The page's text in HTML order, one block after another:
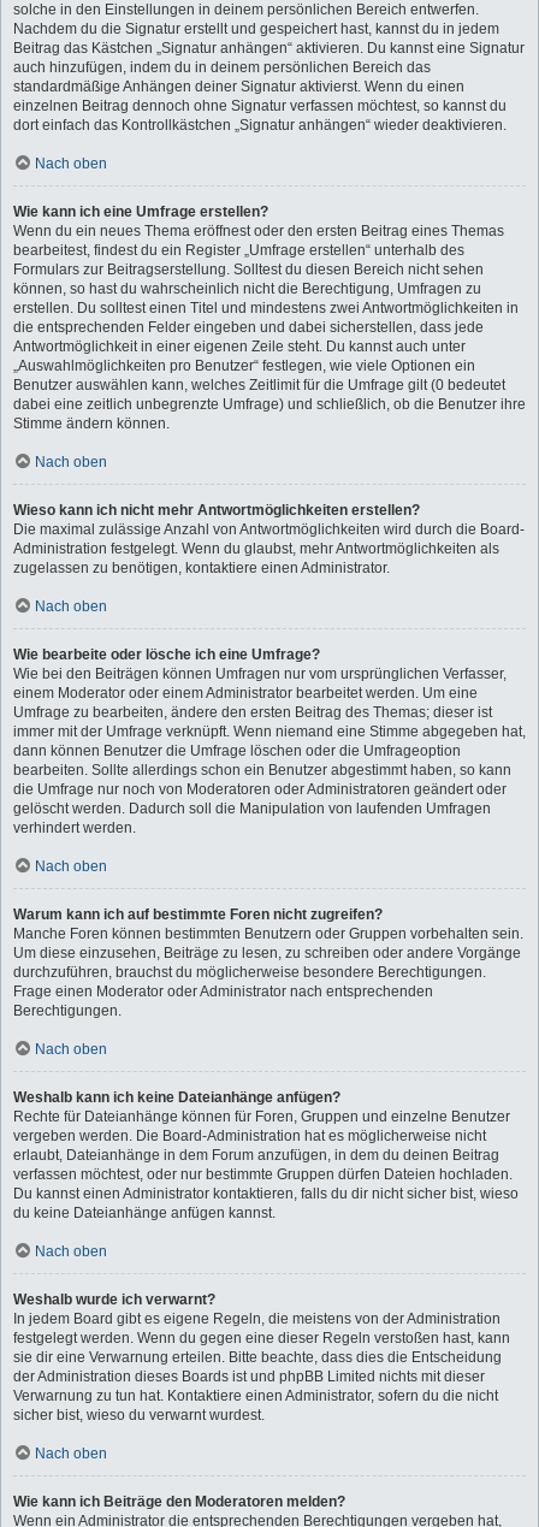
solche in den Einstellungen in deinem persönlichen Bereich entwerfen.
Nachdem du die Signatur erstellt und gespeichert hast, kannst du in jedem
Beitrag das Kästchen „Signatur anhängen“ aktivieren. Du kannst eine Signatur
auch hinzufügen, indem du in deinem persönlichen Bereich das
standardmäßige Anhängen deiner Signatur aktivierst. Wenn du einen
einzelnen Beitrag dennoch ohne Signatur verfassen möchtest, so kannst du
dort einfach das Kontrollkästchen „Signatur anhängen“ wieder deaktivieren.
Nach oben
Wie kann ich eine Umfrage erstellen?
Wenn du ein neues Thema eröffnest oder den ersten Beitrag eines Themas
bearbeitest, findest du ein Register „Umfrage erstellen“ unterhalb des
Formulars zur Beitragserstellung. Solltest du diesen Bereich nicht sehen
können, so hast du wahrscheinlich nicht die Berechtigung, Umfragen zu
erstellen. Du solltest einen Titel und mindestens zwei Antwortmöglichkeiten in
die entsprechenden Felder eingeben und dabei sicherstellen, dass jede
Antwortmöglichkeit in einer eigenen Zeile steht. Du kannst auch unter
„Auswahlmöglichkeiten pro Benutzer“ festlegen, wie viele Optionen ein
Benutzer auswählen kann, welches Zeitlimit für die Umfrage gilt (0 bedeutet
dabei eine zeitlich unbegrenzte Umfrage) und schließlich, ob die Benutzer ihre
Stimme ändern können.
Nach oben
Wieso kann ich nicht mehr Antwortmöglichkeiten erstellen?
Die maximal zulässige Anzahl von Antwortmöglichkeiten wird durch die Board-
Administration festgelegt. Wenn du glaubst, mehr Antwortmöglichkeiten als
zugelassen zu benötigen, kontaktiere einen Administrator.
Nach oben
Wie bearbeite oder lösche ich eine Umfrage?
Wie bei den Beiträgen können Umfragen nur vom ursprünglichen Verfasser,
einem Moderator oder einem Administrator bearbeitet werden. Um eine
Umfrage zu bearbeiten, ändere den ersten Beitrag des Themas; dieser ist
immer mit der Umfrage verknüpft. Wenn niemand eine Stimme abgegeben hat,
dann können Benutzer die Umfrage löschen oder die Umfrageoption
bearbeiten. Sollte allerdings schon ein Benutzer abgestimmt haben, so kann
die Umfrage nur noch von Moderatoren oder Administratoren geändert oder
gelöscht werden. Dadurch soll die Manipulation von laufenden Umfragen
verhindert werden.
Nach oben
Warum kann ich auf bestimmte Foren nicht zugreifen?
Manche Foren können bestimmten Benutzern oder Gruppen vorbehalten sein.
Um diese einzusehen, Beiträge zu lesen, zu schreiben oder andere Vorgänge
durchzuführen, brauchst du möglicherweise besondere Berechtigungen.
Frage einen Moderator oder Administrator nach entsprechenden
Berechtigungen.
Nach oben
Weshalb kann ich keine Dateianhänge anfügen?
Rechte für Dateianhänge können für Foren, Gruppen und einzelne Benutzer
vergeben werden. Die Board-Administration hat es möglicherweise nicht
erlaubt, Dateianhänge in dem Forum anzufügen, in dem du deinen Beitrag
verfassen möchtest, oder nur bestimmte Gruppen dürfen Dateien hochladen.
Du kannst einen Administrator kontaktieren, falls du dir nicht sicher bist, wieso
du keine Dateianhänge anfügen kannst.
Nach oben
Weshalb wurde ich verwarnt?
In jedem Board gibt es eigene Regeln, die meistens von der Administration
festgelegt werden. Wenn du gegen eine dieser Regeln verstoßen hast, kann
sie dir eine Verwarnung erteilen. Bitte beachte, dass dies die Entscheidung
der Administration dieses Boards ist und phpBB Limited nichts mit dieser
Verwarnung zu tun hat. Kontaktiere einen Administrator, sofern du die nicht
sicher bist, wieso du verwarnt wurdest.
Nach oben
Wie kann ich Beiträge den Moderatoren melden?
Wenn ein Administrator die entsprechenden Berechtigungen vergeben hat,